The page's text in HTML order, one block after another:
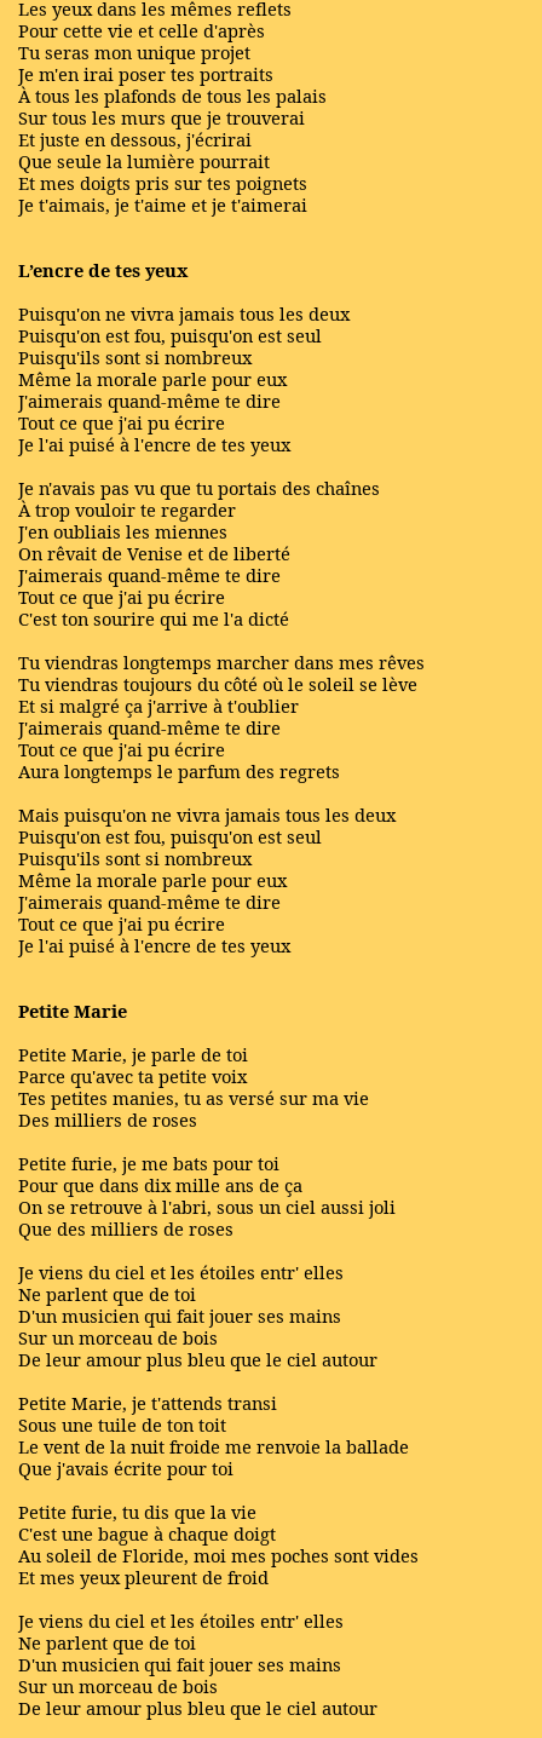
Les yeux dans les mêmes reflets
Pour cette vie et celle d'après
Tu seras mon unique projet
Je m'en irai poser tes portraits
À tous les plafonds de tous les palais
Sur tous les murs que je trouverai
Et juste en dessous, j'écrirai
Que seule la lumière pourrait
Et mes doigts pris sur tes poignets
Je t'aimais, je t'aime et je t'aimerai
L’encre de tes yeux
Puisqu'on ne vivra jamais tous les deux
Puisqu'on est fou, puisqu'on est seul
Puisqu'ils sont si nombreux
Même la morale parle pour eux
J'aimerais quand-même te dire
Tout ce que j'ai pu écrire
Je l'ai puisé à l'encre de tes yeux
Je n'avais pas vu que tu portais des chaînes
À trop vouloir te regarder
J'en oubliais les miennes
On rêvait de Venise et de liberté
J'aimerais quand-même te dire
Tout ce que j'ai pu écrire
C'est ton sourire qui me l'a dicté
Tu viendras longtemps marcher dans mes rêves
Tu viendras toujours du côté où le soleil se lève
Et si malgré ça j'arrive à t'oublier
J'aimerais quand-même te dire
Tout ce que j'ai pu écrire
Aura longtemps le parfum des regrets
Mais puisqu'on ne vivra jamais tous les deux
Puisqu'on est fou, puisqu'on est seul
Puisqu'ils sont si nombreux
Même la morale parle pour eux
J'aimerais quand-même te dire
Tout ce que j'ai pu écrire
Je l'ai puisé à l'encre de tes yeux
Petite Marie
Petite Marie, je parle de toi
Parce qu'avec ta petite voix
Tes petites manies, tu as versé sur ma vie
Des milliers de roses
Petite furie, je me bats pour toi
Pour que dans dix mille ans de ça
On se retrouve à l'abri, sous un ciel aussi joli
Que des milliers de roses
Je viens du ciel et les étoiles entr' elles
Ne parlent que de toi
D'un musicien qui fait jouer ses mains
Sur un morceau de bois
De leur amour plus bleu que le ciel autour
Petite Marie, je t'attends transi
Sous une tuile de ton toit
Le vent de la nuit froide me renvoie la ballade
Que j'avais écrite pour toi
Petite furie, tu dis que la vie
C'est une bague à chaque doigt
Au soleil de Floride, moi mes poches sont vides
Et mes yeux pleurent de froid
Je viens du ciel et les étoiles entr' elles
Ne parlent que de toi
D'un musicien qui fait jouer ses mains
Sur un morceau de bois
De leur amour plus bleu que le ciel autour